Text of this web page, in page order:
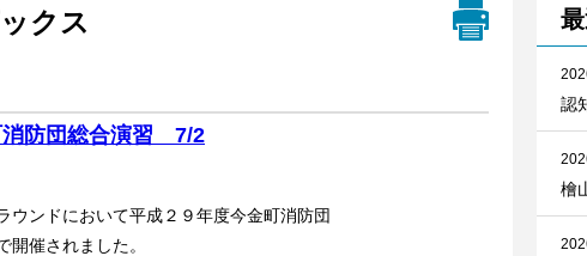
クス
消防団総合演習 7/2
ンドにおいて平成２９年度今金町消防団
開催されました。
認
檜